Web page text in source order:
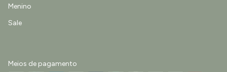
Menino
Sale
Meios de pagamento